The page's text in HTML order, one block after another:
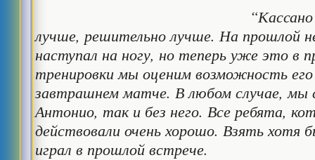
лучше, решительно лучше. На прошлой
наступал на ногу, но теперь уже это в
тренировки мы оценим возможность
завтрашнем матче. В любом случае, мы
Антонио, так и без него. Все ребята,
действовали очень хорошо. Взять хотя
играл в прошлой встрече.